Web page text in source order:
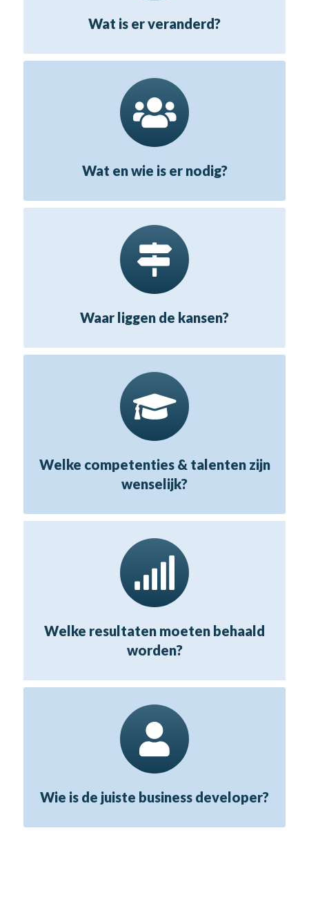
Wat is er veranderd?
Wat en wie is er nodig?
Waar liggen de kansen?
Welke competenties & talenten zijn
wenselijk?
Welke resultaten moeten behaald
worden?
Wie is de juiste business developer?